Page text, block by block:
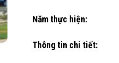
Năm thực hiện:
Thông tin chi tiết: